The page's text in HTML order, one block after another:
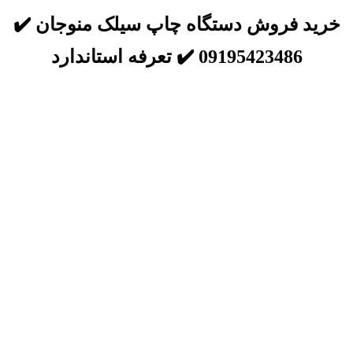
خرید فروش دستگاه چاپ سیلک منوجان ✔️
09195423486 ✔️ تعرفه استاندارد